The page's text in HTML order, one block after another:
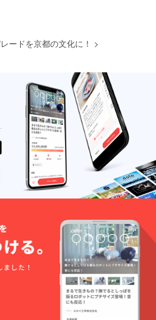
に記載
考欄に
ご記入
くださ
い！
【Tシャ
ツサイ
ズ＜参
考サイ
ズ＞】
S：胸囲
８４cm
/ 着丈６
３cm
M：胸
丈６６
cm L：
胸囲９
２cm /
着丈６
９cm
XL：胸
囲１０
５cm /
着丈７
ードを京都の文化に！ >